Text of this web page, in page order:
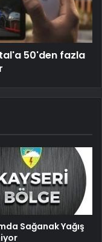
50'den fazla
Sağanak Yağış